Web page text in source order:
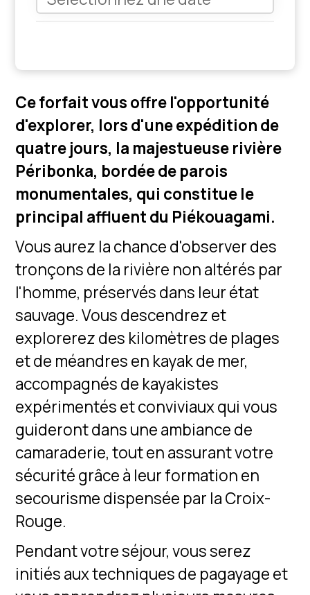
Ce forfait vous offre l'opportunité
d'explorer, lors d'une expédition de
quatre jours, la majestueuse rivière
Péribonka, bordée de parois
monumentales, qui constitue le
principal affluent du Piékouagami.
Vous aurez la chance d'observer des
tronçons de la rivière non altérés par
l'homme, préservés dans leur état
sauvage. Vous descendrez et
explorerez des kilomètres de plages
et de méandres en kayak de mer,
accompagnés de kayakistes
expérimentés et conviviaux qui vous
guideront dans une ambiance de
camaraderie, tout en assurant votre
sécurité grâce à leur formation en
secourisme dispensée par la Croix-
Rouge.
Pendant votre séjour, vous serez
initiés aux techniques de pagayage et